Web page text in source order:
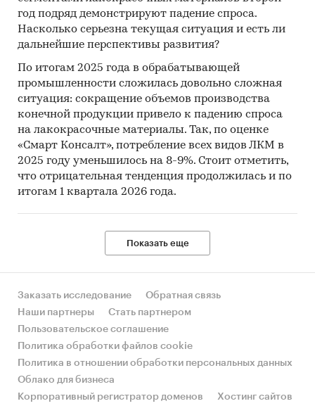
сотрудничества и развития (Organization for
Economic Cooperation and Development).
Материалы International Trade Centre.
Материалы Index Mundi.
Результаты исследований DISCOVERY
Research Group.
Объем и структура выборки
Процедура контент-анализа документов не
предполагает расчета объема выборочной
совокупности. Обработке и анализу подлежат
все доступные исследователю документы.
Потребительские услуги
Бытовые услуги / Полиграфия
Полиграфические краски
год подряд демонстрируют падение спроса.
Насколько серьезна текущая ситуация и есть ли
дальнейшие перспективы развития?
По итогам 2025 года в обрабатывающей
промышленности сложилась довольно сложная
ситуация: сокращение объемов производства
конечной продукции привело к падению спроса
на лакокрасочные материалы. Так, по оценке
«Смарт Консалт», потребление всех видов ЛКМ в
2025 году уменьшилось на 8-9%. Стоит отметить,
что отрицательная тенденция продолжилась и по
итогам 1 квартала 2026 года.
Показать еще
Заказать исследование
Обратная связь
Наши партнеры
Стать партнером
Пользовательское соглашение
Политика обработки файлов cookie
Политика в отношении обработки персональных данных
Облако для бизнеса
Корпоративный регистратор доменов
Хостинг сайтов